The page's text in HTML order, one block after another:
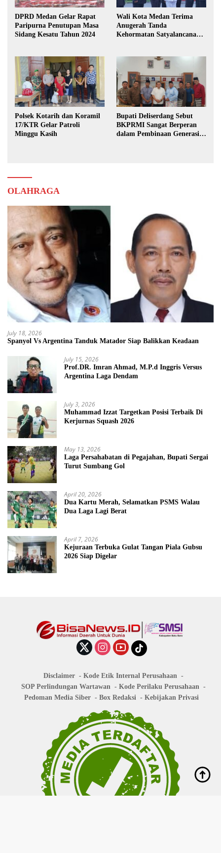
DPRD Medan Gelar Rapat
Paripurna Penutupan Masa
Sidang Kesatu Tahun 2024
Wali Kota Medan Terima
Anugerah Tanda
Kehormatan Satyalancana
Polsek Kotarih dan Koramil
17/KTR Gelar Patroli
Minggu Kasih
Bupati Deliserdang Sebut
BKPRMI Sangat Berperan
dalam Pembinaan Generasi
OLAHRAGA
July 18, 2026
Spanyol Vs Argentina Tanduk Matador Siap Balikkan Keadaan
July 15, 2026
Prof.DR. Imran Ahmad, M.P.d Inggris Versus
Argentina Laga Dendam
July 3, 2026
Muhammad Izzat Targetkan Posisi Terbaik Di
Kerjurnas Squash 2026
May 13, 2026
Laga Persahabatan di Pegajahan, Bupati Sergai
Turut Sumbang Gol
April 20, 2026
Dua Kartu Merah, Selamatkan PSMS Walau
Dua Laga Lagi Berat
April 7, 2026
Kejuraan Terbuka Gulat Tangan Piala Gubsu
2026 Siap Digelar
Disclaimer
Kode Etik Internal Perusahaan
SOP Perlindungan Wartawan
Kode Perilaku Perusahaan
Pedoman Media Siber
Box Redaksi Kebijakan Privasi